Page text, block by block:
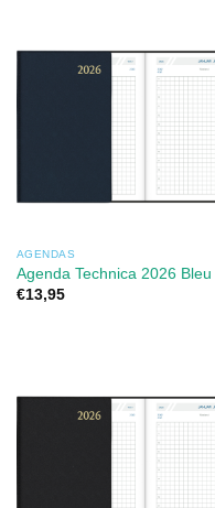
AGENDAS
Agenda Technica 2026 Bleu
€13,95